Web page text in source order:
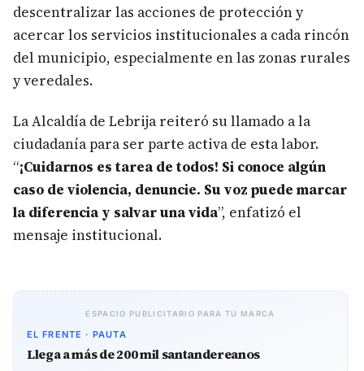
descentralizar las acciones de protección y
acercar los servicios institucionales a cada rincón
del municipio, especialmente en las zonas rurales
y veredales.
La Alcaldía de Lebrija reiteró su llamado a la
ciudadanía para ser parte activa de esta labor.
“¡Cuidarnos es tarea de todos! Si conoce algún
caso de violencia, denuncie. Su voz puede marcar
la diferencia y salvar una vida”, enfatizó el
mensaje institucional.
ESPACIO PUBLICITARIO PARA TU MARCA
EL FRENTE · PAUTA
Llega a más de 200 mil santandereanos